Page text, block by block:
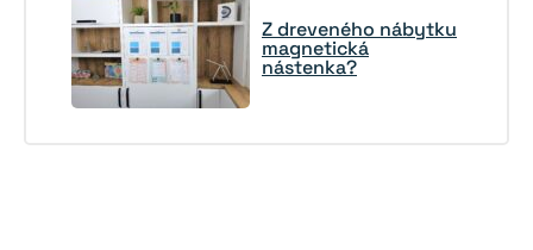
Z dreveného nábytku
magnetická
nástenka?